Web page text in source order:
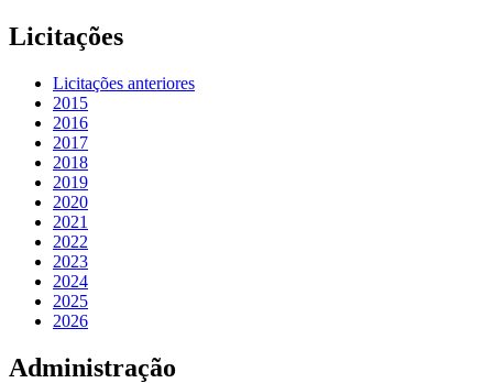
Licitações
Licitações anteriores
2015
2016
2017
2018
2019
2020
2021
2022
2023
2024
2025
2026
Administração